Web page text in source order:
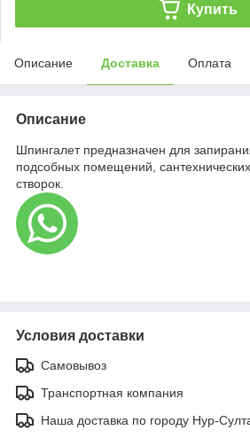
Купить
Описание Доставка Оплата
Описание
Шпингалет предназначен для
подсобных помещений,
створок.
Условия доставки
Самовывоз
Транспортная компания
Наша доставка по городу Нур-